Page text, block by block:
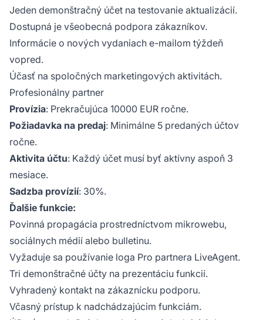
Jeden demonštračný účet na testovanie aktualizácií.
Dostupná je všeobecná podpora zákazníkov.
Informácie o nových vydaniach e-mailom týždeň
vopred.
Účasť na spoločných marketingových aktivitách.
Profesionálny partner
Provízia: Prekračujúca 10000 EUR ročne.
Požiadavka na predaj: Minimálne 5 predaných účtov
ročne.
Aktivita účtu: Každý účet musí byť aktívny aspoň 3
mesiace.
Sadzba provízií: 30%.
Ďalšie funkcie:
Povinná propagácia prostredníctvom mikrowebu,
sociálnych médií alebo bulletinu.
Vyžaduje sa používanie loga Pro partnera LiveAgent.
Tri demonštračné účty na prezentáciu funkcií.
Vyhradený kontakt na zákaznícku podporu.
Včasný prístup k nadchádzajúcim funkciám.